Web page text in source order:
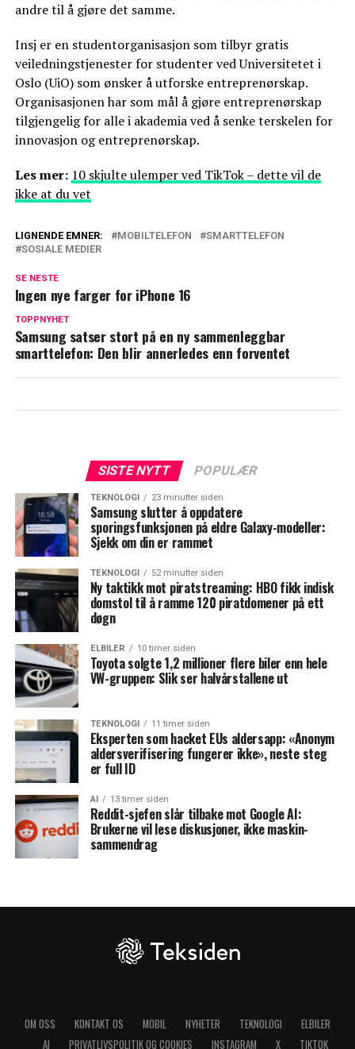
andre til å gjøre det samme.
​Insj er en studentorganisasjon som tilbyr gratis
veiledningstjenester for studenter ved Universitetet i
Oslo (UiO) som ønsker å utforske entreprenørskap.
Organisasjonen har som mål å gjøre entreprenørskap
tilgjengelig for alle i akademia ved å senke terskelen for
innovasjon og entreprenørskap.
Les mer: 10 skjulte ulemper ved TikTok – dette vil de
ikke at du vet
LIGNENDE EMNER: MOBILTELEFON
SMARTTELEFON
SOSIALE MEDIER
SE NESTE
Ingen nye farger for iPhone 16
TOPPNYHET
Samsung satser stort på en ny sammenleggbar
smarttelefon: Den blir annerledes enn forventet
SISTE NYTT POPULÆR
TEKNOLOGI 23 minutter siden
Samsung slutter å oppdatere
sporingsfunksjonen på eldre Galaxy-modeller:
Sjekk om din er rammet
TEKNOLOGI 52 minutter siden
Ny taktikk mot piratstreaming: HBO fikk indisk
domstol til å ramme 120 piratdomener på ett
døgn
ELBILER 10 timer siden
Toyota solgte 1,2 millioner flere biler enn hele
VW-gruppen: Slik ser halvårstallene ut
TEKNOLOGI 11 timer siden
Eksperten som hacket EUs aldersapp: «Anonym
aldersverifisering fungerer ikke», neste steg
er full ID
AI 13 timer siden
Reddit-sjefen slår tilbake mot Google AI:
Brukerne vil lese diskusjoner, ikke maskin-
sammendrag
OM OSS KONTAKT OS MOBIL NYHETER TEKNOLOGI
ELBILER
AI
PRIVATLIVSPOLITIK OG COOKIES INSTAGRAM X TIKTOK